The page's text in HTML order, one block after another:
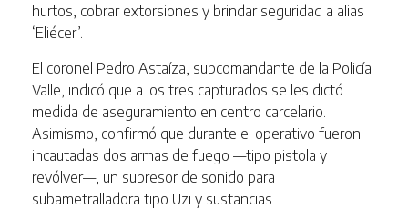
hurtos, cobrar extorsiones y brindar seguridad a alias
‘Eliécer’.
El coronel Pedro Astaíza, subcomandante de la Policía
Valle, indicó que a los tres capturados se les dictó
medida de aseguramiento en centro carcelario.
Asimismo, confirmó que durante el operativo fueron
incautadas dos armas de fuego —tipo pistola y
revólver—, un supresor de sonido para
subametralladora tipo Uzi y sustancias